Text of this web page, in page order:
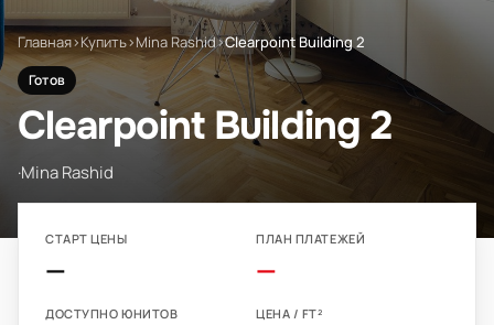
Главная›Купить›Mina Rashid›Clearpoint Building 2
Готов
Clearpoint Building 2
·Mina Rashid
СТАРТ ЦЕНЫ
—
ПЛАН ПЛАТЕЖЕЙ
—
ДОСТУПНО ЮНИТОВ ЦЕНА / FT²